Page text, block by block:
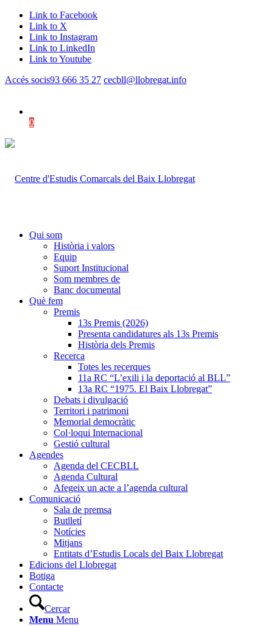
Link to Facebook
Link to X
Link to Instagram
Link to LinkedIn
Link to Youtube
Accés socis93 666 35 27 cecbll@llobregat.info
0
Qui som
Història i valors
Equip
Suport Institucional
Som membres de
Banc documental
Què fem
Premis
13s Premis (2026)
Presenta candidatures als 13s Premis
Història dels Premis
Recerca
Totes les recerques
11a RC “L’exili i la deportació al BLL”
13a RC “1975. El Baix Llobregat”
Debats i divulgació
Territori i patrimoni
Memorial democràtic
Col·loqui Internacional
Gestió cultural
Agendes
Agenda del CECBLL
Agenda Cultural
Afegeix un acte a l’agenda cultural
Comunicació
Sala de premsa
Butlletí
Notícies
Mitjans
Entitats d’Estudis Locals del Baix Llobregat
Edicions del Llobregat
Botiga
Contacte
Cercar
Menu Menu